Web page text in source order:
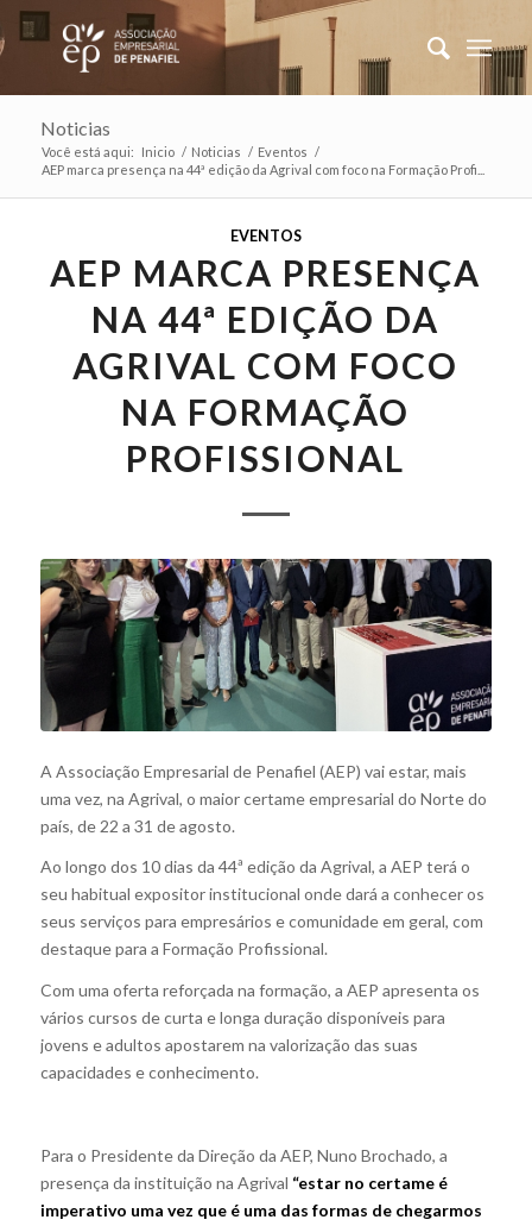
Noticias
Você está aqui: Inicio / Noticias / Eventos /
AEP marca presença na 44ª edição da Agrival com foco na Formação Profi...
EVENTOS
AEP MARCA PRESENÇA
NA 44ª EDIÇÃO DA
AGRIVAL COM FOCO
NA FORMAÇÃO
PROFISSIONAL
A Associação Empresarial de Penafiel (AEP) vai estar, mais
uma vez, na Agrival, o maior certame empresarial do Norte do
país, de 22 a 31 de agosto.
Ao longo dos 10 dias da 44ª edição da Agrival, a AEP terá o
seu habitual expositor institucional onde dará a conhecer os
seus serviços para empresários e comunidade em geral, com
destaque para a Formação Profissional.
Com uma oferta reforçada na formação, a AEP apresenta os
vários cursos de curta e longa duração disponíveis para
jovens e adultos apostarem na valorização das suas
capacidades e conhecimento.
Para o Presidente da Direção da AEP, Nuno Brochado, a
presença da instituição na Agrival “estar no certame é
imperativo uma vez que é uma das formas de chegarmos